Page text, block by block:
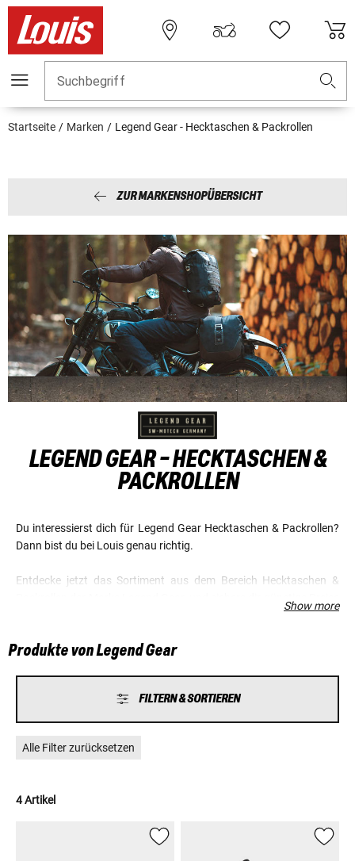
Suchbegriff
Startseite Marken Legend Gear - Hecktaschen & Packrollen
ZUR MARKENSHOPÜBERSICHT
LEGEND GEAR - HECKTASCHEN &
PACKROLLEN
Du interessierst dich für Legend Gear Hecktaschen & Packrollen?
Dann bist du bei Louis genau richtig.
Entdecke jetzt das Sortiment aus dem Bereich Hecktaschen &
Show more
Produkte von Legend Gear
FILTERN & SORTIEREN
Alle Filter zurücksetzen
4 Artikel